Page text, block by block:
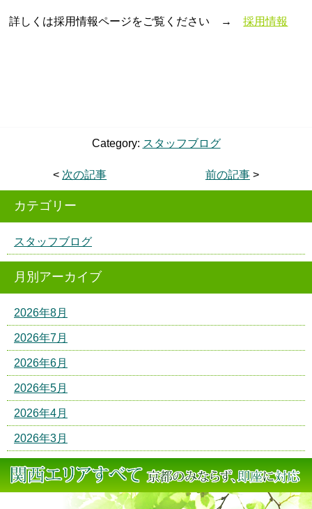
詳しくは採用情報ページをご覧ください →採用情報
Category: スタッフブログ
< 次の記事 前の記事 >
カテゴリー
スタッフブログ
月別アーカイブ
2026年8月
2026年7月
2026年6月
2026年5月
2026年4月
2026年3月